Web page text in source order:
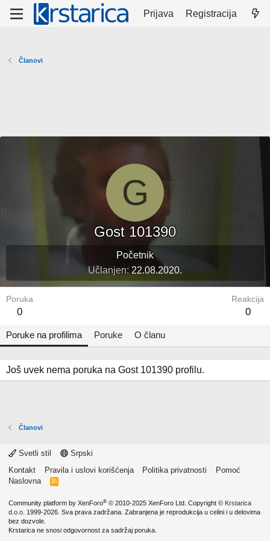
Prijava Registracija
Članovi
G
Gost 101390
Početnik
Učlanjen 22.08.2020.
Poruka
0
Reakcija
0
Poruke na profilima Poruke O članu
Još uvek nema poruka na Gost 101390 profilu.
Članovi
Svetli stil
Srpski
Kontakt
Pravila i uslovi korišćenja Politika privatnosti
Pomoć
Naslovna
R
Community platform by XenForo® © 2010-2025 XenForo Ltd. Copyright © Krstarica
d.o.o. 1999-2026. Sva prava zadržana. Zabranjena je reprodukcija u celini i u delovima
bez dozvole.
Krstarica ne snosi odgovornost za sadržaj poruka.